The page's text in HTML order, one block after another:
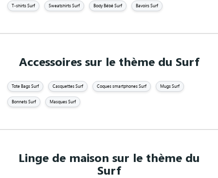
T-shirts Surf Sweatshirts Surf Body Bébé Surf Bavoirs Surf
Accessoires sur le thème du Surf
Tote Bags Surf Casquettes Surf Coques smartphones Surf Mugs Surf
Bonnets Surf Masques Surf
Linge de maison sur le thème du
Surf